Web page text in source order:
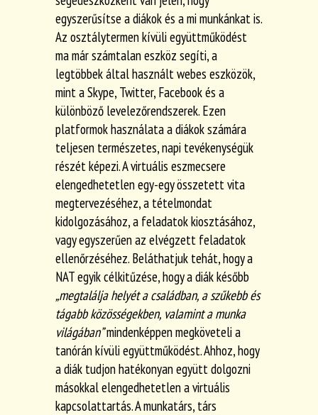
egyszerűsítse a diákok és a mi munkánkat is.
Az osztálytermen kívüli együttműködést
ma már számtalan eszköz segíti, a
legtöbbek által használt webes eszközök,
mint a Skype, Twitter, Facebook és a
különböző levelezőrendszerek. Ezen
platformok használata a diákok számára
teljesen természetes, napi tevékenységük
részét képezi. A virtuális eszmecsere
elengedhetetlen egy-egy összetett vita
megtervezéséhez, a tételmondat
kidolgozásához, a feladatok kiosztásához,
vagy egyszerűen az elvégzett feladatok
ellenőrzéséhez. Beláthatjuk tehát, hogy a
NAT egyik célkitűzése, hogy a diák később
„megtalálja helyét a családban, a szűkebb és
tágabb közösségekben, valamint a munka
világában”mindenképpen megköveteli a
tanórán kívüli együttműködést. Ahhoz, hogy
a diák tudjon hatékonyan együtt dolgozni
másokkal elengedhetetlen a virtuális
kapcsolattartás. A munkatárs, társ